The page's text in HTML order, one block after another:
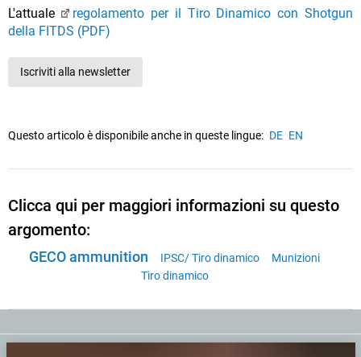
L'attuale
regolamento per il Tiro Dinamico con Shotgun
della FITDS (PDF)
Iscriviti alla newsletter
Questo articolo è disponibile anche in queste lingue: DE EN
Clicca qui per maggiori informazioni su questo
argomento:
GECO ammunition IPSC/ Tiro dinamico
Munizioni
Tiro dinamico